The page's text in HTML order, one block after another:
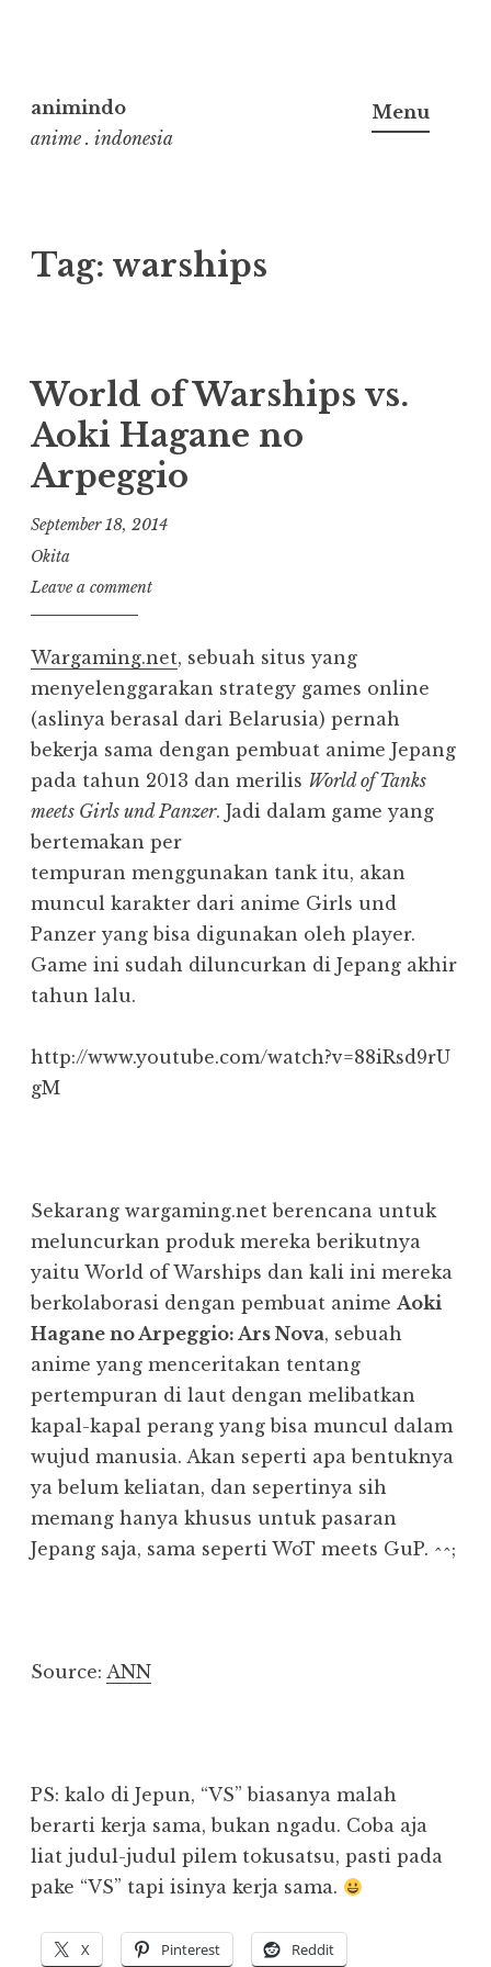
to
content
animindo
anime . indonesia
Menu
Tag: warships
World of Warships vs.
Aoki Hagane no
Arpeggio
September 18, 2014
Okita
Leave a comment
Wargaming.net, sebuah situs yang
menyelenggarakan strategy games online
(aslinya berasal dari Belarusia) pernah
bekerja sama dengan pembuat anime Jepang
pada tahun 2013 dan merilis World of Tanks
meets Girls und Panzer. Jadi dalam game yang
bertemakan per
tempuran menggunakan tank itu, akan
muncul karakter dari anime Girls und
Panzer yang bisa digunakan oleh player.
Game ini sudah diluncurkan di Jepang akhir
tahun lalu.
http://www.youtube.com/watch?v=88iRsd9rU
gM
Sekarang wargaming.net berencana untuk
meluncurkan produk mereka berikutnya
yaitu World of Warships dan kali ini mereka
berkolaborasi dengan pembuat anime Aoki
Hagane no Arpeggio: Ars Nova, sebuah
anime yang menceritakan tentang
pertempuran di laut dengan melibatkan
kapal-kapal perang yang bisa muncul dalam
wujud manusia. Akan seperti apa bentuknya
ya belum keliatan, dan sepertinya sih
memang hanya khusus untuk pasaran
Jepang saja, sama seperti WoT meets GuP. ^^;
Source: ANN
PS: kalo di Jepun, “VS” biasanya malah
berarti kerja sama, bukan ngadu. Coba aja
liat judul-judul pilem tokusatsu, pasti pada
pake “VS” tapi isinya kerja sama.
X Pinterest Reddit